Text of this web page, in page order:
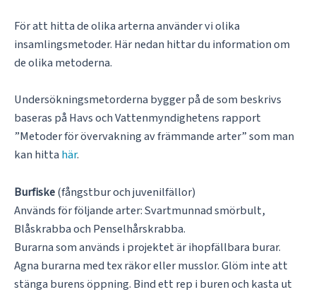
För att hitta de olika arterna använder vi olika
insamlingsmetoder. Här nedan hittar du information om
de olika metoderna.
Undersökningsmetorderna bygger på de som beskrivs
baseras på Havs och Vattenmyndighetens rapport
”Metoder för övervakning av främmande arter” som man
kan hitta här.
Burfiske(fångstbur och juvenilfällor)
Används för följande arter: Svartmunnad smörbult,
Blåskrabba och Penselhårskrabba.
Burarna som används i projektet är ihopfällbara burar.
Agna burarna med tex räkor eller musslor. Glöm inte att
stänga burens öppning. Bind ett rep i buren och kasta ut